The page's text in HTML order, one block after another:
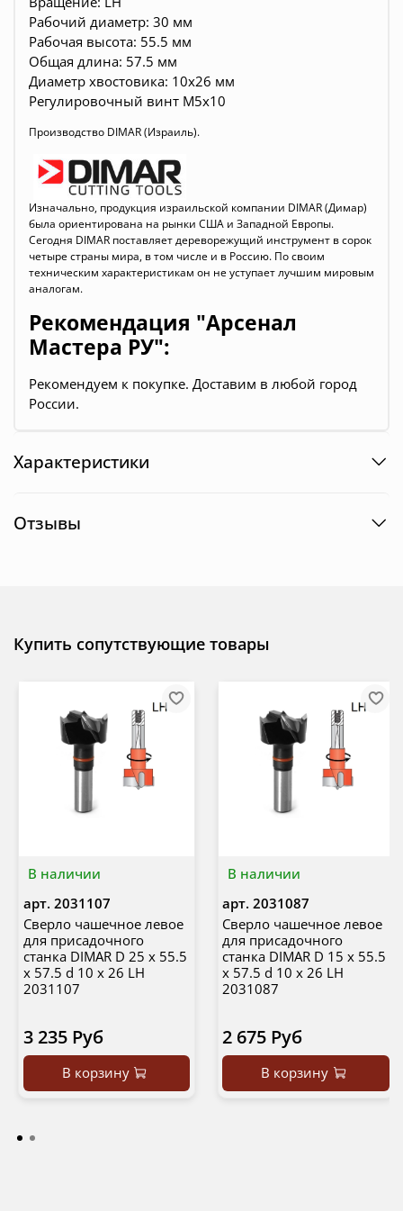
Рабочий диаметр: 30 мм
Рабочая высота: 55.5 мм
Общая длина: 57.5 мм
Диаметр хвостовика: 10x26 мм
Регулировочный винт M5x10
Производство DIMAR (Израиль).
Изначально, продукция израильской компании DIMAR (Димар)
была ориентирована на рынки США и Западной Европы.
Сегодня DIMAR поставляет дереворежущий инструмент в сорок
четыре страны мира, в том числе и в Россию. По своим
техническим характеристикам он не уступает лучшим мировым
аналогам.
Рекомендация "Арсенал
Мастера РУ":
Рекомендуем к покупке. Доставим в любой город
России.
Характеристики
Отзывы
Купить сопутствующие товары
В наличии
арт. 2031107
Сверло чашечное левое
для присадочного
станка DIMAR D 25 x 55.5
x 57.5 d 10 x 26 LH
2031107
3 235 Руб
В корзину
В наличии
арт. 2031087
Сверло чашечное левое
для присадочного
станка DIMAR D 15 x 55.5
x 57.5 d 10 x 26 LH
2031087
2 675 Руб
В корзину